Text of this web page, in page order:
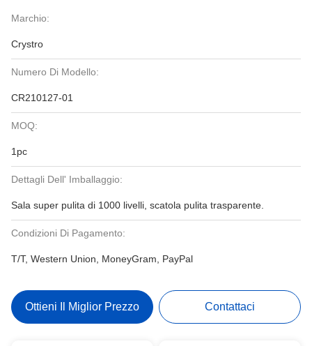
Marchio:
Crystro
Numero Di Modello:
CR210127-01
MOQ:
1pc
Dettagli Dell' Imballaggio:
Sala super pulita di 1000 livelli, scatola pulita trasparente.
Condizioni Di Pagamento:
T/T, Western Union, MoneyGram, PayPal
Ottieni Il Miglior Prezzo Contattaci